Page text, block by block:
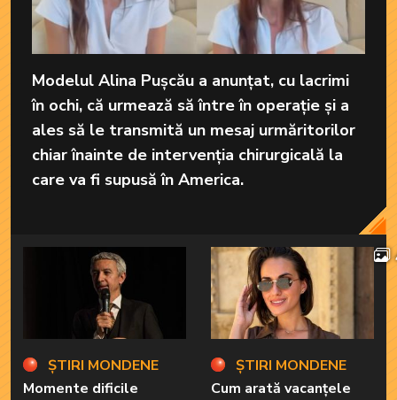
Modelul Alina Pușcău a anunțat, cu lacrimi
în ochi, că urmează să între în operație și a
ales să le transmită un mesaj urmăritorilor
chiar înainte de intervenția chirurgicală la
care va fi supusă în America.
ȘTIRI MONDENE
Momente dificile
ȘTIRI MONDENE
Cum arată vacanțele